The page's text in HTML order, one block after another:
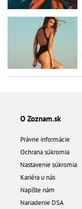
O Zoznam.sk
Právne informácie
Ochrana súkromia
Nastavenie súkromia
Kariéra u nás
Napíšte nám
Nariadenie DSA